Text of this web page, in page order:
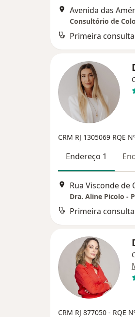
Primeira
CRM RJ 1305069 RQE
Endereço 1
Dra. Aline Picolo -
Primeira
CRM RJ 877050 - RQE